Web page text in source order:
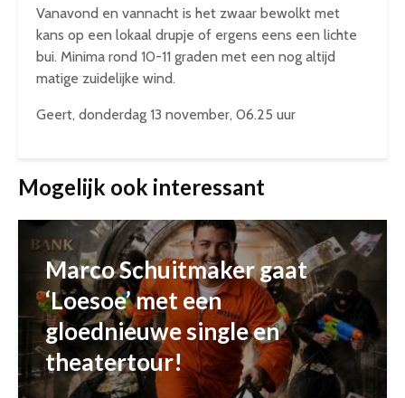
Vanavond en vannacht is het zwaar bewolkt met
kans op een lokaal drupje of ergens eens een lichte
bui. Minima rond 10-11 graden met een nog altijd
matige zuidelijke wind.
Geert, donderdag 13 november, 06.25 uur
Mogelijk ook interessant
Marco Schuitmaker gaat
‘Loesoe’ met een
gloednieuwe single en
theatertour!